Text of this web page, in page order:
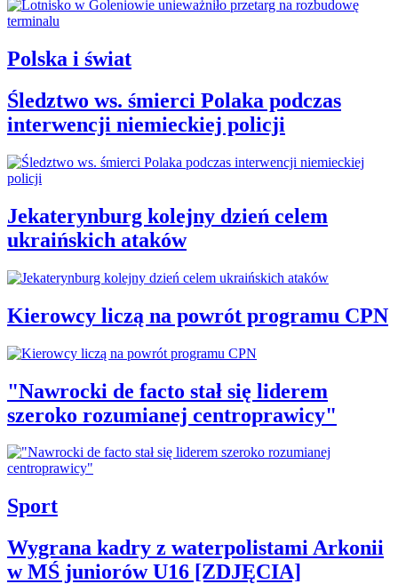
Polska i świat
Śledztwo ws. śmierci Polaka podczas
interwencji niemieckiej policji
Jekaterynburg kolejny dzień celem
ukraińskich ataków
Kierowcy liczą na powrót programu CPN
"Nawrocki de facto stał się liderem
szeroko rozumianej centroprawicy"
Sport
Wygrana kadry z waterpolistami Arkonii
w MŚ juniorów U16 [ZDJĘCIA]